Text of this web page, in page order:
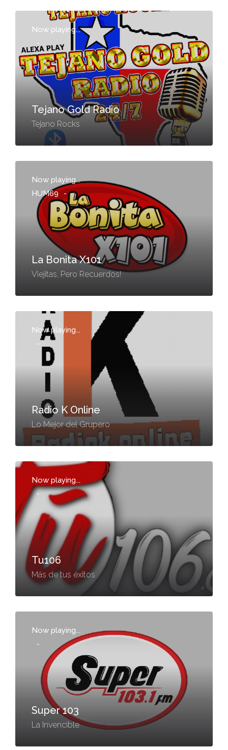
Now playing...
-
Tejano Gold Radio
Tejano Rocks
Now playing...
HUM69
-
La Bonita X101
Viejitas, Pero Recuerdos!
Now playing...
-
Radio K Online
Lo Mejor del Grupero
Now playing...
-
Tu106
Más de tus éxitos
Now playing...
-
Super 103
La Invencible